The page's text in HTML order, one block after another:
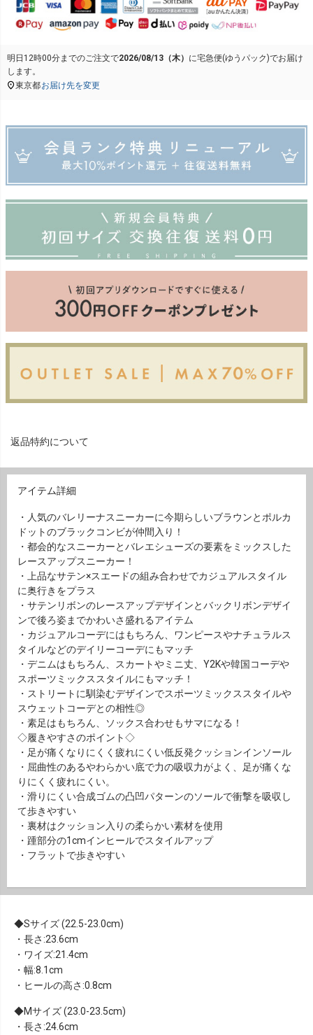
明日 12時00分までのご注文で2026/08/13（木） に宅急便(ゆうパック)でお届け
します。
東京都お届け先を変更
返品特約について
アイテム詳細
・人気のバレリーナスニーカーに今期らしいブラウンとポルカ
ドットのブラックコンビが仲間入り！
・都会的なスニーカーとバレエシューズの要素をミックスした
レースアップスニーカー！
・上品なサテン×スエードの組み合わせでカジュアルスタイル
に奥行きをプラス
・サテンリボンのレースアップデザインとバックリボンデザイ
ンで後ろ姿までかわいさ盛れるアイテム
・カジュアルコーデにはもちろん、ワンピースやナチュラルス
タイルなどのデイリーコーデにもマッチ
・デニムはもちろん、スカートやミニ丈、Y2Kや韓国コーデや
スポーツミックススタイルにもマッチ！
・ストリートに馴染むデザインでスポーツミックススタイルや
スウェットコーデとの相性◎
・素足はもちろん、ソックス合わせもサマになる！
◇履きやすさのポイント◇
・足が痛くなりにくく疲れにくい低反発クッションインソール
・屈曲性のあるやわらかい底で力の吸収力がよく、足が痛くな
りにくく疲れにくい。
・滑りにくい合成ゴムの凸凹パターンのソールで衝撃を吸収し
て歩きやすい
・裏材はクッション入りの柔らかい素材を使用
・踵部分の1cmインヒールでスタイルアップ
・フラットで歩きやすい
Sサイズ (22.5-23.0cm)
・長さ:23.6cm
・ワイズ:21.4cm
・幅:8.1cm
・ヒールの高さ:0.8cm
Mサイズ (23.0-23.5cm)
・長さ:24.6cm